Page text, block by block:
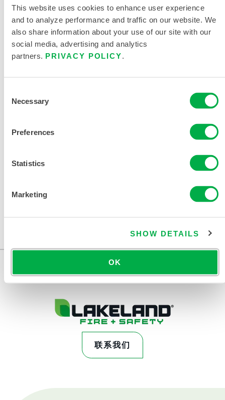
This website uses cookies to enhance user experience
and to analyze performance and traffic on our website. We
also share information about your use of our site with our
social media, advertising and analytics
partners. PRIVACY POLICY.
Selection
Necessary
Preferences
Statistics
Marketing
SHOW DETAILS
OK
产品资料
销售区域包括：加拿大、美国、墨西哥、中国、非洲、亚
联系我们